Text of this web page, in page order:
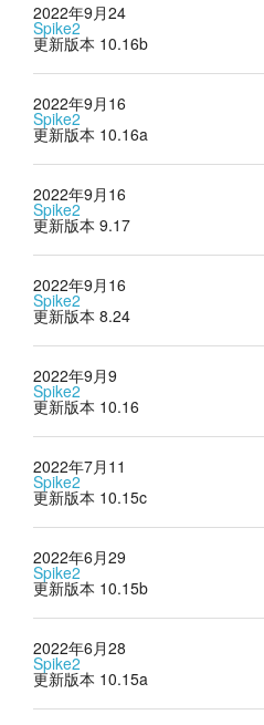
2022年9月24
Spike2
更新版本 10.16b
2022年9月16
Spike2
更新版本 10.16a
2022年9月16
Spike2
更新版本 9.17
2022年9月16
Spike2
更新版本 8.24
2022年9月9
Spike2
更新版本 10.16
2022年7月11
Spike2
更新版本 10.15c
2022年6月29
Spike2
更新版本 10.15b
2022年6月28
Spike2
更新版本 10.15a